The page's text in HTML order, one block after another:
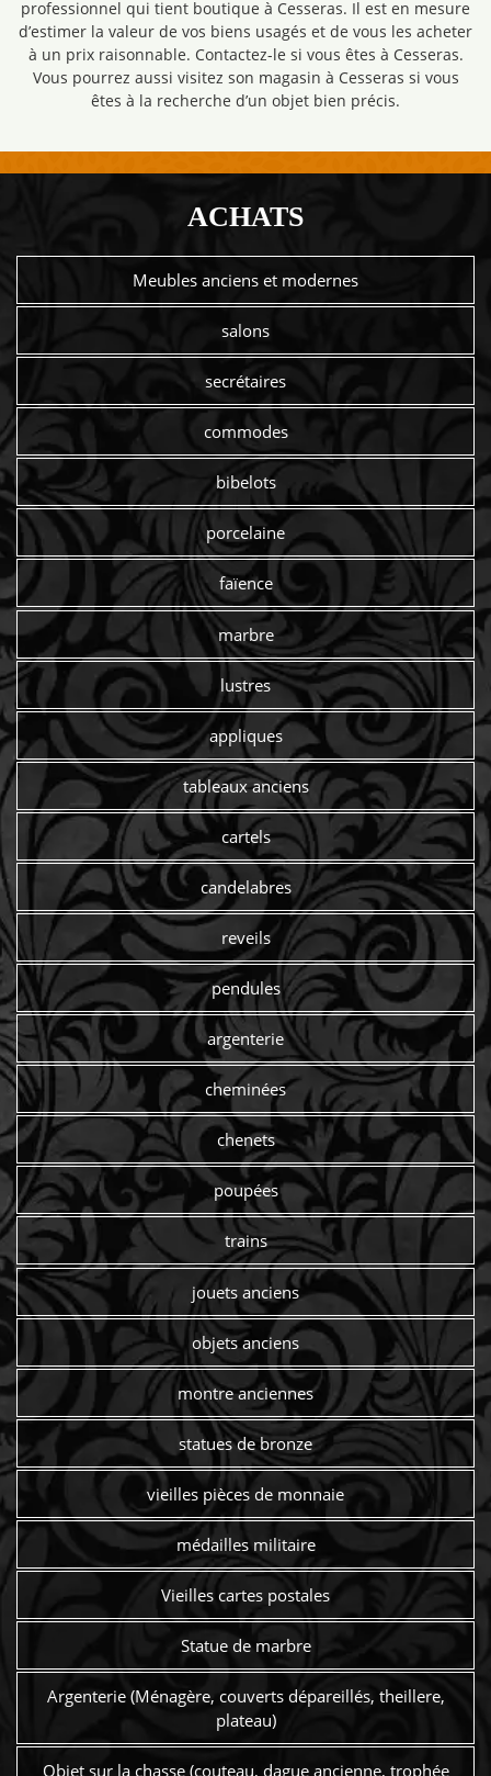
professionnel qui tient boutique à Cesseras. Il est en mesure
d’estimer la valeur de vos biens usagés et de vous les acheter
à un prix raisonnable. Contactez-le si vous êtes à Cesseras.
Vous pourrez aussi visitez son magasin à Cesseras si vous
êtes à la recherche d’un objet bien précis.
ACHATS
Meubles anciens et modernes
salons
secrétaires
commodes
bibelots
porcelaine
faïence
marbre
lustres
appliques
tableaux anciens
cartels
candelabres
reveils
pendules
argenterie
cheminées
chenets
poupées
trains
jouets anciens
objets anciens
montre anciennes
statues de bronze
vieilles pièces de monnaie
médailles militaire
Vieilles cartes postales
Statue de marbre
Argenterie (Ménagère, couverts dépareillés, theillere,
plateau)
Objet sur la chasse (couteau, dague ancienne, trophée